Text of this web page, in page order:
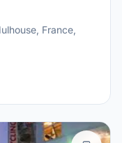
France,